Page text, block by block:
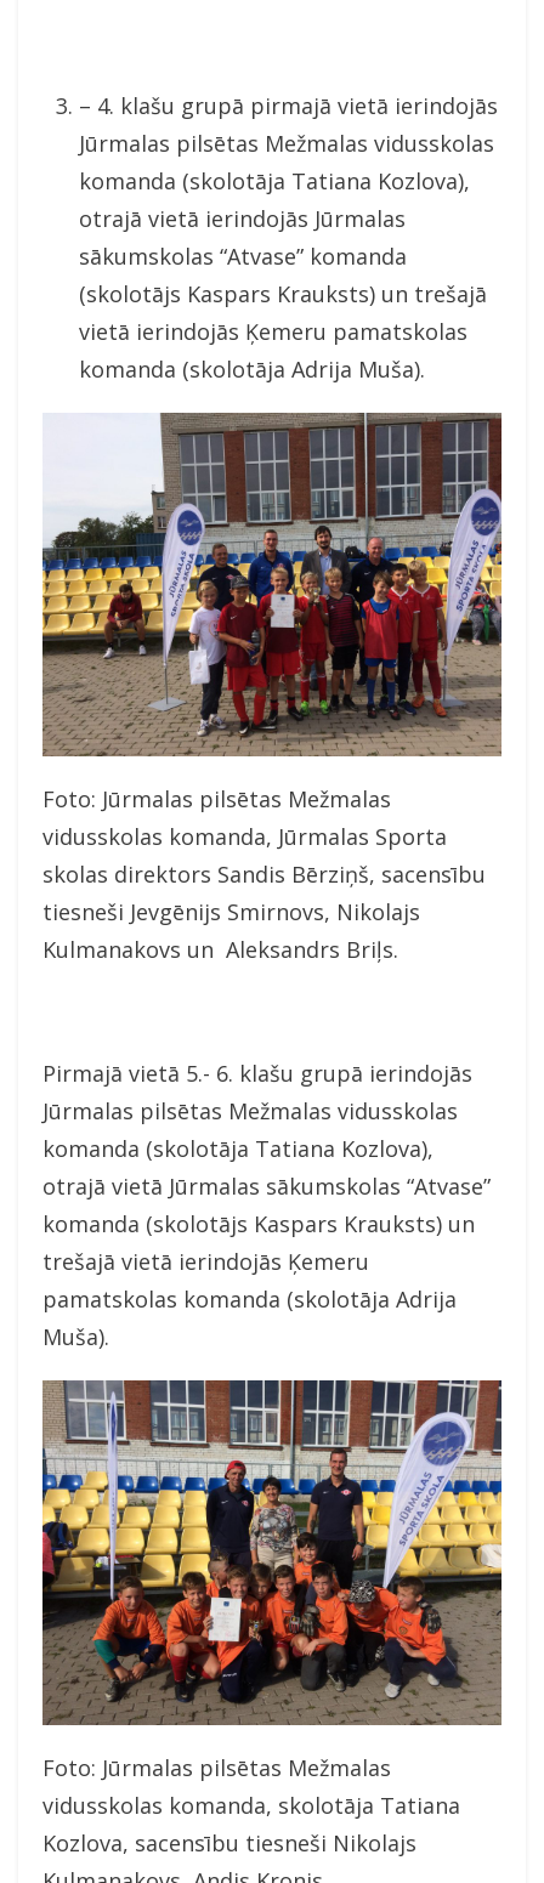
– 4. klašu grupā pirmajā vietā ierindojās
Jūrmalas pilsētas Mežmalas vidusskolas
komanda (skolotāja Tatiana Kozlova),
otrajā vietā ierindojās Jūrmalas
sākumskolas “Atvase” komanda
(skolotājs Kaspars Krauksts) un trešajā
vietā ierindojās Ķemeru pamatskolas
komanda (skolotāja Adrija Muša).
Foto: Jūrmalas pilsētas Mežmalas
vidusskolas komanda, Jūrmalas Sporta
skolas direktors Sandis Bērziņš, sacensību
tiesneši Jevgēnijs Smirnovs, Nikolajs
Kulmanakovs un Aleksandrs Briļs.
Pirmajā vietā 5.- 6. klašu grupā ierindojās
Jūrmalas pilsētas Mežmalas vidusskolas
komanda (skolotāja Tatiana Kozlova),
otrajā vietā Jūrmalas sākumskolas “Atvase”
komanda (skolotājs Kaspars Krauksts) un
trešajā vietā ierindojās Ķemeru
pamatskolas komanda (skolotāja Adrija
Muša).
Foto: Jūrmalas pilsētas Mežmalas
vidusskolas komanda, skolotāja Tatiana
Kozlova, sacensību tiesneši Nikolajs